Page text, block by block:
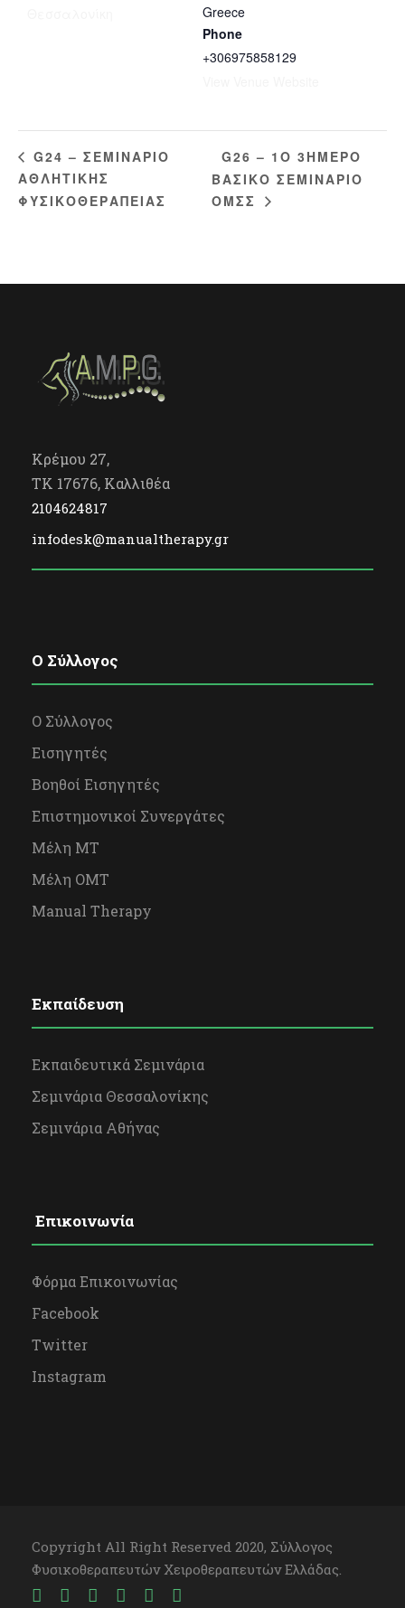
Greece
Phone
+306975858129
G24 – ΣΕΜΙΝΑΡΙΟ
ΑΘΛΗΤΙΚΗΣ
ΦΥΣΙΚΟΘΕΡΑΠΕΙΑΣ
G26 – 1Ο 3ΗΜΕΡΟ
ΒΑΣΙΚΟ ΣΕΜΙΝΑΡΙΟ
ΟΜΣΣ
Κρέμου 27,
TK 17676, Καλλιθέα
2104624817
infodesk@manualtherapy.gr
O Σύλλογος
Ο Σύλλογος
Εισηγητές
Βοηθοί Εισηγητές
Επιστημονικοί Συνεργάτες
Μέλη ΜΤ
Μέλη OΜΤ
Manual Therapy
Εκπαίδευση
Εκπαιδευτικά Σεμινάρια
Σεμινάρια Θεσσαλονίκης
Σεμινάρια Αθήνας
Επικοινωνία
Φόρμα Επικοινωνίας
Facebook
Twitter
Instagram
Copyright All Right Reserved 2020, Σύλλογος
Φυσικοθεραπευτών Χειροθεραπευτών Ελλάδας.